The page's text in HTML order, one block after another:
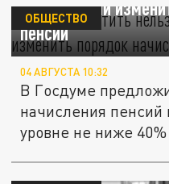
предложили
пенсий
ОБЩЕСТВО
04 АВГУСТА 10:32
В Госдуме
начисления пенсий
уровне не ниже 40%